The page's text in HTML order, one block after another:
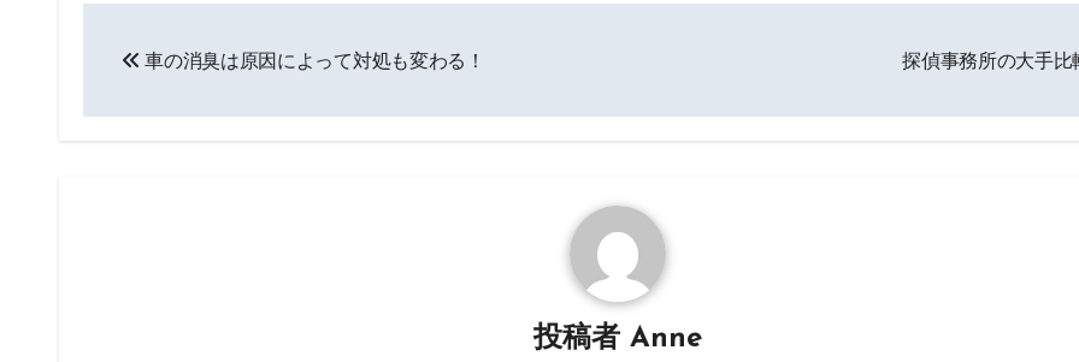
ナ
車の消臭は原因によって対処も変わる！ 探偵事務所の大手
投稿者Anne